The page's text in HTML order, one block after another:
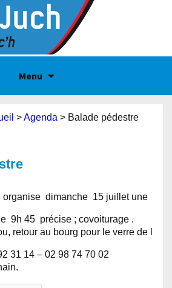
Menu
>Agenda > Balade pédestre
organise dimanche 15 juillet une
9h 45 précise ; covoiturage .
retour au bourg pour le verre de l
31 14 – 02 98 74 70 02